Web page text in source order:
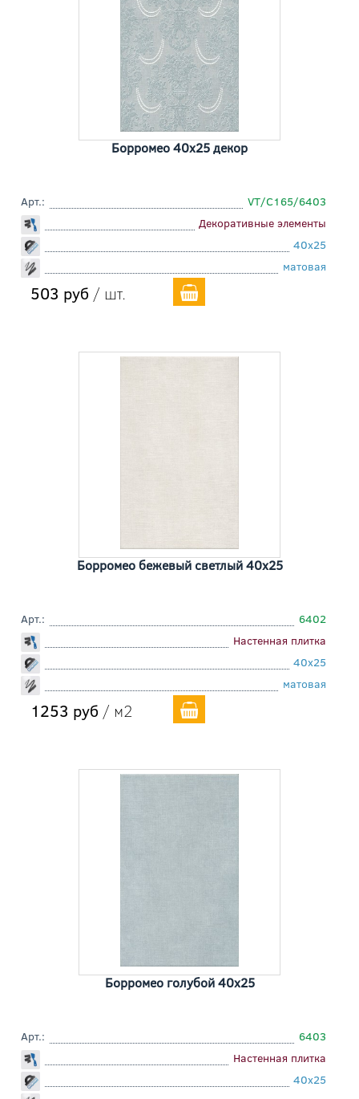
Борромео 40x25 декор
Арт.:
VT/C165/6403
Декоративные элементы
40x25
матовая
503 руб / шт.
Борромео бежевый светлый 40x25
Арт.:
6402
Настенная плитка
40x25
матовая
1253 руб / м2
Борромео голубой 40x25
Арт.:
6403
Настенная плитка
40x25